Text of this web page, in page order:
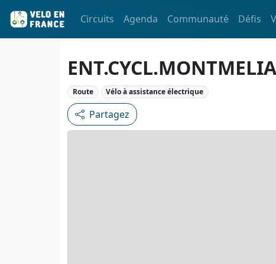
Circuits Agenda Communauté Défis
Route Vélo à assistance électrique
Partagez